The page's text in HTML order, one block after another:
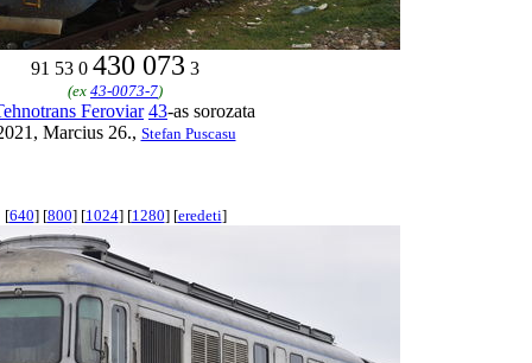
91 53 0 430 073 3
(ex 43-0073-7)
Feroviar 43-as sorozata
Marcius 26., Stefan Puscasu
[640] [800] [1024] [1280] [eredeti]